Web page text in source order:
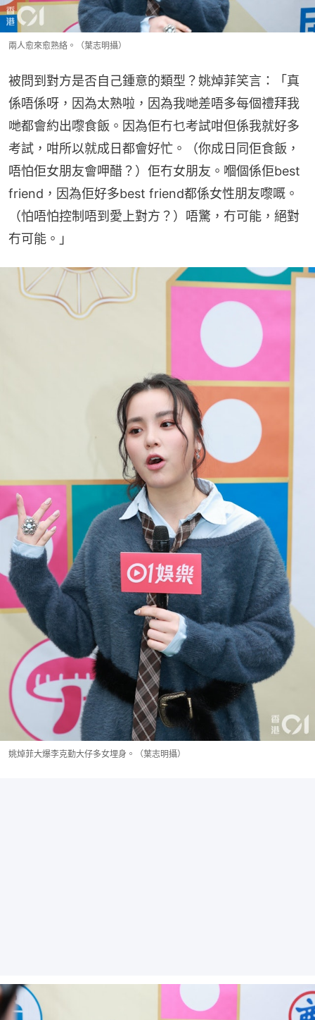
兩人愈來愈熟絡。（葉志明攝）
被問到對方是否自己鍾意的類型？姚焯菲笑言：「真
係唔係呀，因為太熟啦，因為我哋差唔多每個禮拜我
哋都會約出嚟食飯。因為佢冇乜考試咁但係我就好多
考試，咁所以就成日都會好忙。（你成日同佢食飯，
唔怕佢女朋友會呷醋？）佢冇女朋友。嗰個係佢best
friend，因為佢好多best friend都係女性朋友嚟嘅。
（怕唔怕控制唔到愛上對方？）唔驚，冇可能，絕對
冇可能。」
姚焯菲大爆李克勤大仔多女埋身。（葉志明攝）